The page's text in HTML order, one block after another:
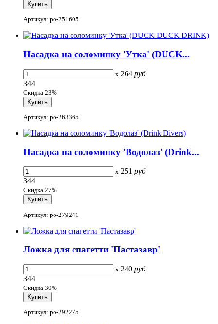
Артикул: po-251605
Насадка на соломинку 'Утка' (DUCK...
x 264 руб
344
Скидка 23%
Артикул: po-263365
Насадка на соломинку 'Водолаз' (Drink...
x 251 руб
344
Скидка 27%
Артикул: po-279241
Ложка для спагетти 'Пастазавр'
x 240 руб
344
Скидка 30%
Артикул: po-292275